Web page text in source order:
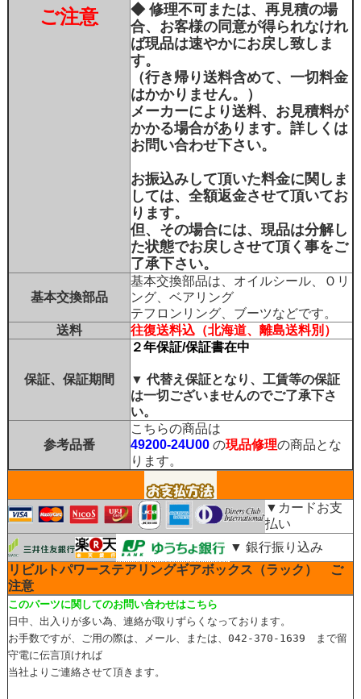
ご注意
◆ 修理不可または、再見積の場
合、お客様の同意が得られなけれ
ば現品は速やかにお戻し致しま
す。
（行き帰り送料含めて、一切料金
はかかりません。）
メーカーにより送料、お見積料が
かかる場合があります。詳しくは
お問い合わせ下さい。
お振込みして頂いた料金に関しま
しては、全額返金させて頂いてお
ります。
但、その場合には、現品は分解し
た状態でお戻しさせて頂く事をご
了承下さい。
基本交換部品
基本交換部品は、オイルシール、Ｏリ
ング、ベアリング
テフロンリング、ブーツなどです。
送料
往復送料込（北海道、離島送料別）
保証、保証期間
２年保証/保証書在中
▼ 代替え保証となり、工賃等の保証
は一切ございませんのでご了承下さ
い。
参考品番
こちらの商品は
49200-24U00の現品修理の商品とな
ります。
▼カードお支
払い
▼ 銀行振り込み
リビルトパワーステアリングギアボックス（ラック） ご
注意
このパーツに関してのお問い合わせはこちら
日中、出入りが多い為、連絡が取りずらくなっております。
お手数ですが、ご用の際は、メール、または、042-370-1639 まで留
守電に伝言頂ければ
当社よりご連絡させて頂きます。